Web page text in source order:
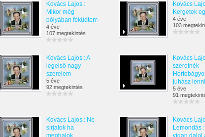
Kovács Lajos :
Mikor még
pólyában feküdtem
4 éve
107 megtekintés
Kovács
Kergetek
4 éve
103
Kovács Lajos : A
legelső nagy
szerelem
5 éve
92 megtekintés
Kovács
szeretnék
juhász lenni
5 éve
91
Kovács Lajos : Ne
sírjatok ha
meghalok
Kovács
Lemondás
vígan dalol